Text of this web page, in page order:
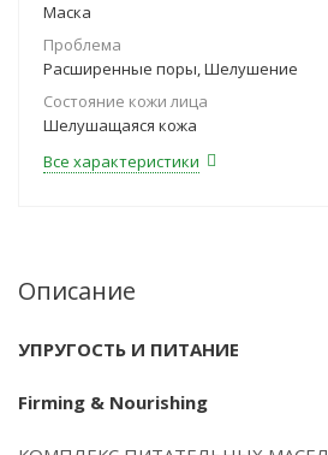
Маска
Проблема
Расширенные поры, Шелушение
Состояние кожи лица
Шелушащаяся кожа
Все характеристики
Описание
УПРУГОСТЬ И ПИТАНИЕ
Firming & Nourishing